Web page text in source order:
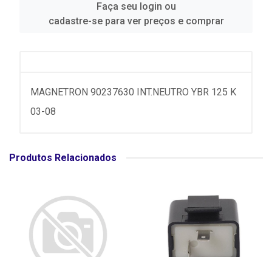
Faça seu login ou
cadastre-se para ver preços e comprar
MAGNETRON 90237630 INT.NEUTRO YBR 125 K
03-08
Produtos Relacionados